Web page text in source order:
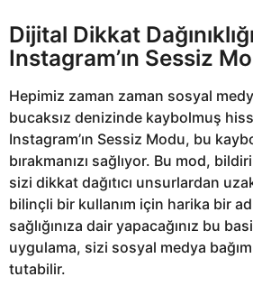
Dijital Dikkat
Instagram’ın Sessiz
Hepimiz zaman zaman sosyal
bucaksız denizinde kaybolmuş
Instagram’ın Sessiz Modu, bu
bırakmanızı sağlıyor. Bu mod,
sizi dikkat dağıtıcı unsurlardan
bilinçli bir kullanım için harika bir
sağlığınıza dair yapacağınız bu
uygulama, sizi sosyal medya
tutabilir.